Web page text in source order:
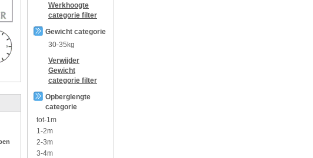
Werkhoogte
categorie filter
Gewicht categorie
30-35kg
Verwijder
Gewicht
categorie filter
Opberglengte
categorie
tot-1m
1-2m
2-3m
3-4m